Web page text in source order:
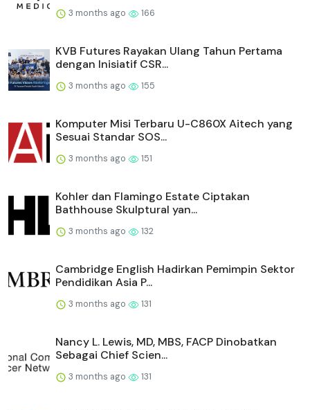
3 months ago 166
KVB Futures Rayakan Ulang Tahun Pertama
dengan Inisiatif CSR...
3 months ago 155
Komputer Misi Terbaru U-C860X Aitech yang
Sesuai Standar SOS...
3 months ago 151
Kohler dan Flamingo Estate Ciptakan
Bathhouse Skulptural yan...
3 months ago 132
Cambridge English Hadirkan Pemimpin Sektor
Pendidikan Asia P...
3 months ago 131
Nancy L. Lewis, MD, MBS, FACP Dinobatkan
Sebagai Chief Scien...
3 months ago 131